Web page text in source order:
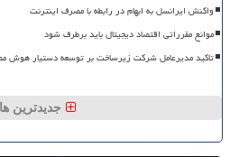
واکنش ایرانسل به ابهام در رابطه با مصرف اینترنت
موانع مقرراتی اقتصاد دیجیتال باید برطرف شود
تاکید مدیرعامل شرکت زیرساخت بر توسعه دستیار هوش
جدیدترین ها